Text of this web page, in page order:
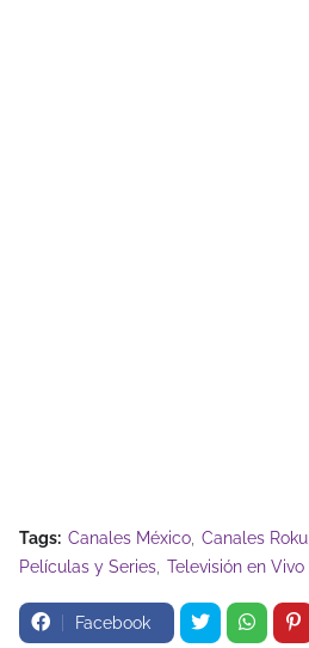
Tags: Canales México Canales Roku
Películas y Series Televisión en Vivo
Facebook